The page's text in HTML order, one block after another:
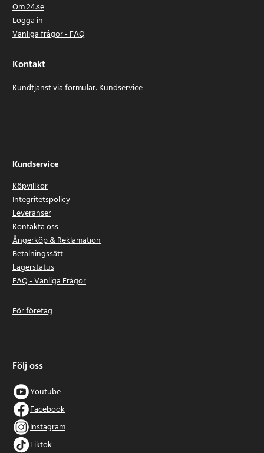
Om 24.se
Logga in
Vanliga frågor - FAQ
Kontakt
Kundtjänst via formulär:Kundservice
Kundservice
Köpvillkor
Integritetspolicy
Leveranser
Kontakta oss
Ångerköp & Reklamation
Betalningssätt
Lagerstatus
FAQ - Vanliga Frågor
För företag
Följ oss
Youtube
Facebook
Instagram
Tiktok